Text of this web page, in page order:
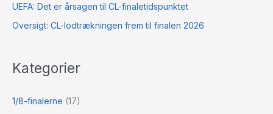
UEFA: Det er årsagen til CL-finaletidspunktet
Oversigt: CL-lodtrækningen frem til finalen 2026
Kategorier
1/8-finalerne (17)